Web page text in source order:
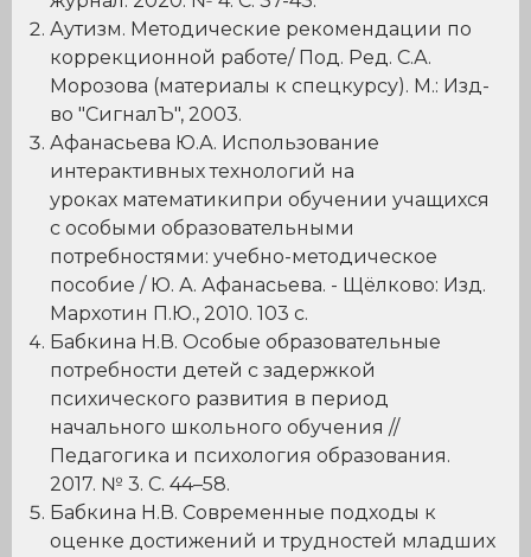
Аутизм. Методические рекомендации по
коррекционной работе/ Под. Ред. С.А.
Морозова (материалы к спецкурсу). М.: Изд-
во "СигналЪ", 2003.
Афанасьева Ю.А. Использование
интерактивных технологий на
уроках математикипри обучении учащихся
с особыми образовательными
потребностями: учебно-методическое
пособие / Ю. А. Афанасьева. - Щёлково: Изд.
Мархотин П.Ю., 2010. 103 с.
Бабкина Н.В. Особые образовательные
потребности детей с задержкой
психического развития в период
начального школьного обучения //
Педагогика и психология образования.
2017. № 3. С. 44–58.
Бабкина Н.В. Современные подходы к
оценке достижений и трудностей младших